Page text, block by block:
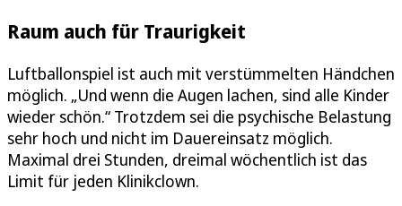
Raum auch für Traurigkeit
Luftballonspiel ist auch mit verstümmelten Händchen
möglich. „Und wenn die Augen lachen, sind alle Kinder
wieder schön.“ Trotzdem sei die psychische Belastung
sehr hoch und nicht im Dauereinsatz möglich.
Maximal drei Stunden, dreimal wöchentlich ist das
Limit für jeden Klinikclown.